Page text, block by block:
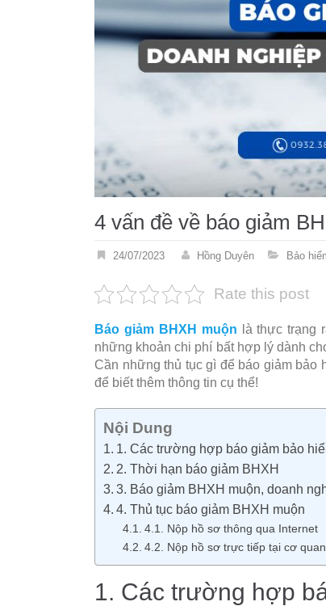
4 vấn đề về báo giảm
24/07/2023 Hồng Duyên Bảo
Rate this post
Báo giảm BHXH muộn là thực trạng
những khoản chi phí bất hợp lý dành
Cần những thủ tục gì để báo giảm
để biết thêm thông tin cụ thể!
Nội Dung
1. Các trường hợp báo giảm bảo
2. Thời hạn báo giảm BHXH
3. Báo giảm BHXH muộn, doanh
4. Thủ tục báo giảm BHXH muộn
4.1. Nộp hồ sơ thông qua Internet
4.2. Nộp hồ sơ trực tiếp tại cơ
1. Các trường hợp